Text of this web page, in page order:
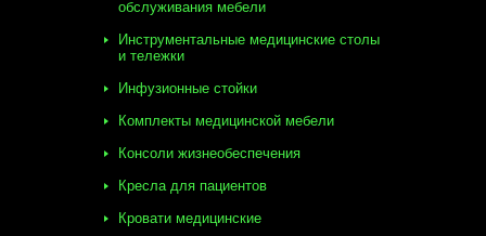
обслуживания мебели
Инструментальные медицинские столы
и тележки
Инфузионные стойки
Комплекты медицинской мебели
Консоли жизнеобеспечения
Кресла для пациентов
Кровати медицинские